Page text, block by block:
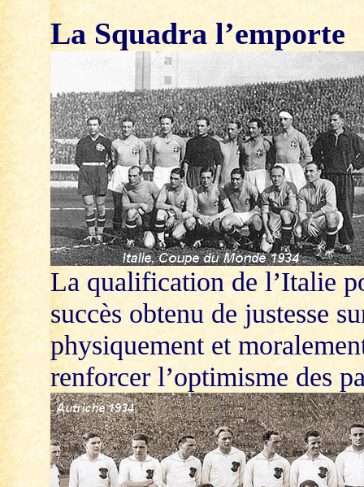
La Squadra l’emporte
La qualification de l’Italie
succès obtenu de justesse
physiquement et
renforcer l’optimisme des